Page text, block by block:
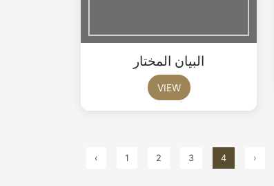
البيان المختار
VIEW
‹ 1 2 3 4 ›